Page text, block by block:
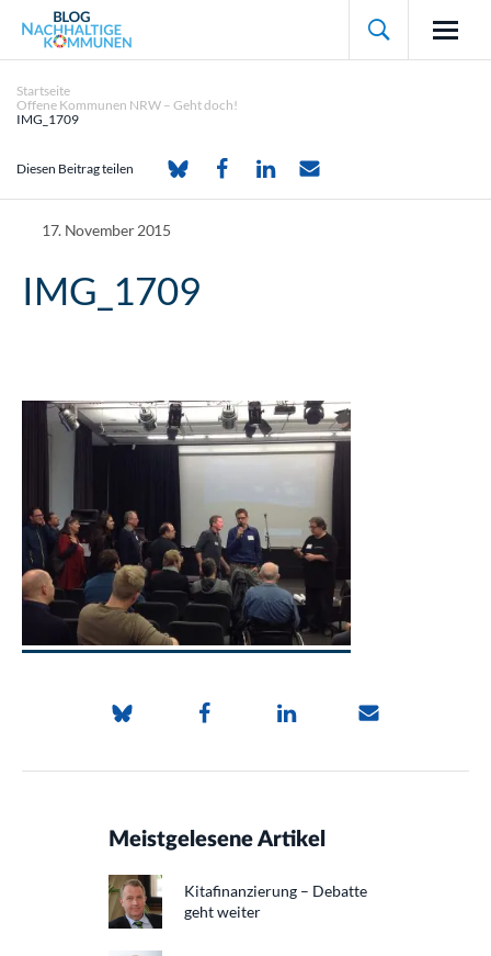

Startseite
Offene Kommunen NRW – Geht doch!
IMG_1709
Diesen Beitrag teilen
17. November 2015
IMG_1709
Meistgelesene Artikel
Kitafinanzierung – Debatte
geht weiter